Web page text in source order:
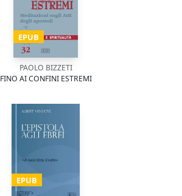
EPUB
PAOLO BIZZETI
FINO AI CONFINI ESTREMI
EPUB